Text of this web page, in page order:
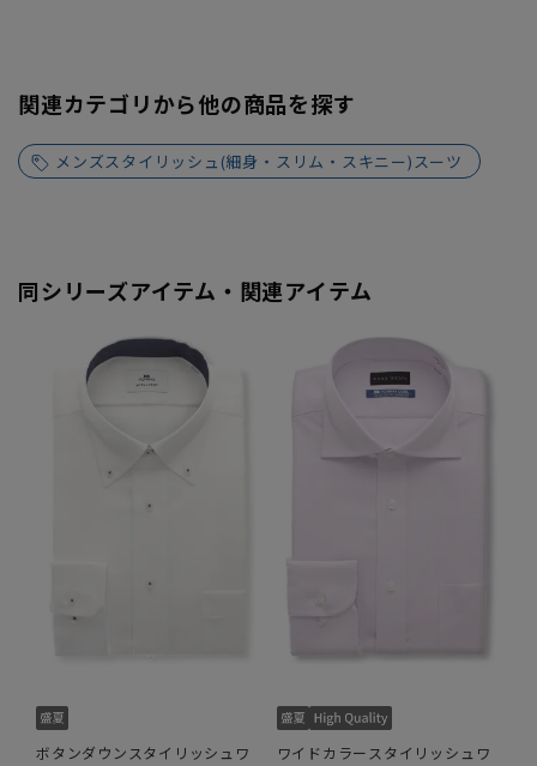
関連カテゴリから他の商品を探す
メンズスタイリッシュ(細身・スリム・スキニー)スーツ
同シリーズアイテム・関連アイテム
ボタンダウンスタイリッシュワ
ワイドカラースタイリッシュワ